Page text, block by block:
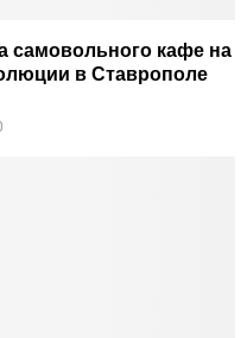
самовольного кафе на
в Ставрополе